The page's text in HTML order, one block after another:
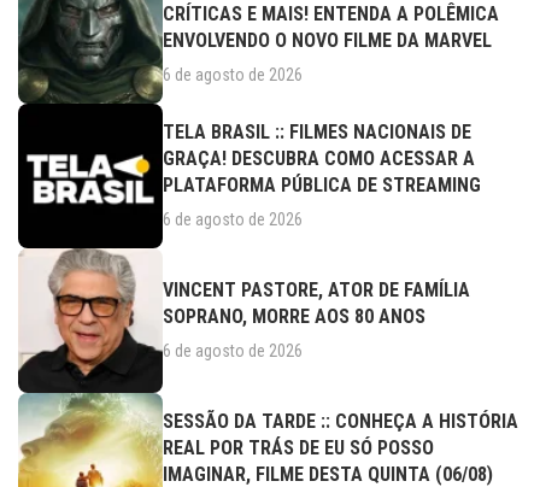
CRÍTICAS E MAIS! ENTENDA A POLÊMICA
ENVOLVENDO O NOVO FILME DA MARVEL
6 de agosto de 2026
TELA BRASIL :: FILMES NACIONAIS DE
GRAÇA! DESCUBRA COMO ACESSAR A
PLATAFORMA PÚBLICA DE STREAMING
6 de agosto de 2026
VINCENT PASTORE, ATOR DE FAMÍLIA
SOPRANO, MORRE AOS 80 ANOS
6 de agosto de 2026
SESSÃO DA TARDE :: CONHEÇA A HISTÓRIA
REAL POR TRÁS DE EU SÓ POSSO
IMAGINAR, FILME DESTA QUINTA (06/08)